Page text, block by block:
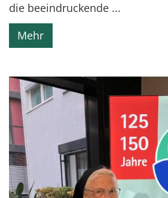
die beeindruckende ...
Mehr